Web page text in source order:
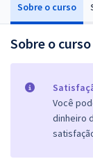
Sobre o curso
Sobre o curso
Você
dinheiro